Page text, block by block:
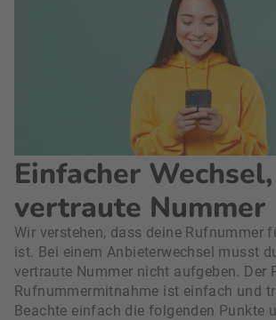
Einfacher Wechsel,
vertraute Nummer
Wir verstehen, dass deine Rufnummer
ist. Bei einem Anbieterwechsel musst
vertraute Nummer nicht aufgeben. Der
Rufnummermitnahme ist einfach und
Beachte einfach die folgenden Punkte